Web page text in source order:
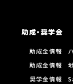
助成・奨学金
助成金情報
助成金情報
奨学金情報